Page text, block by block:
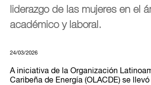
liderazgo de las mujeres en el
académico y laboral.
24/03/2026
A iniciativa de la Organización
Caribeña de Energía (OLACDE) se